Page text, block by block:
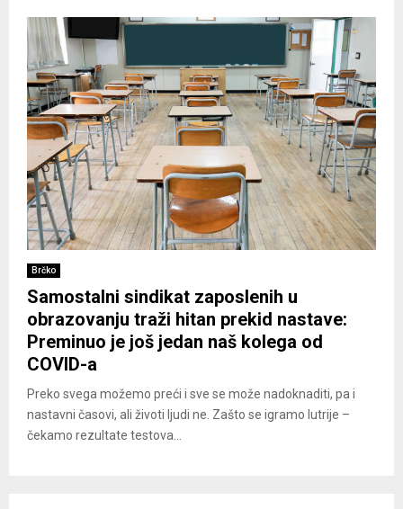
Brčko
Samostalni sindikat zaposlenih u
obrazovanju traži hitan prekid nastave:
Preminuo je još jedan naš kolega od
COVID-a
Preko svega možemo preći i sve se može nadoknaditi, pa i
nastavni časovi, ali životi ljudi ne. Zašto se igramo lutrije –
čekamo rezultate testova...